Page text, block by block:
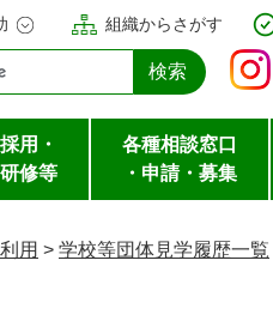
組織からさがす
用・
修等
各種相談窓口
・申請・募集
用 > 学校等団体見学履歴一覧